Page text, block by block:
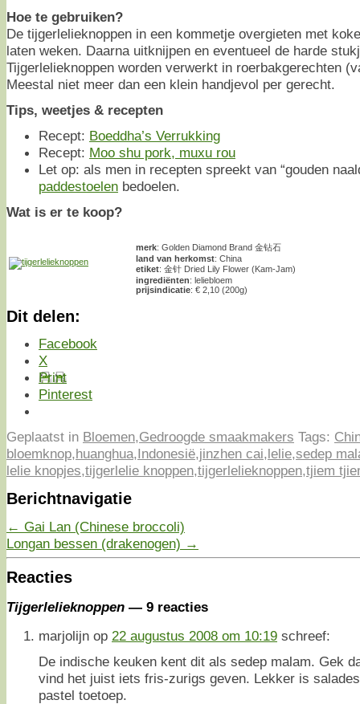
Hoe te gebruiken?
De tijgerlelieknoppen in een kommetje overgieten met
laten weken. Daarna uitknijpen en eventueel de harde
Tijgerlelieknoppen worden verwerkt in roerbakgerechten
Meestal niet meer dan een klein handjevol per gerecht.
Tips, weetjes & recepten
Recept: Boeddha’s Verrukking
Recept: Moo shu pork, muxu rou
Let op: als men in recepten spreekt van “gouden
paddestoelen bedoelen.
Wat is er te koop?
merk: Golden Diamond Brand 金钻石
land van herkomst: China
etiket: 金针 Dried Lily Flower (Kam-Jam)
ingrediënten: leliebloem
prijsindicatie: € 2,10 (200g)
Dit delen:
Facebook
X
Print
Pinterest
Geplaatst in Bloemen,Gedroogde smaakmakers Tags:
bloemknop,huanghua,Indonesië,jinzhen cai,lelie,sedep
lelie knopjes,tijgerlelie knoppen,tijgerlelieknoppen,tjiem
Berichtnavigatie
← Gai Lan (Chinese broccoli)
Longan bessen (drakenogen) →
Reacties
Tijgerlelieknoppen — 9 reacties
marjolijn op 22 augustus 2008 om 10:19 schreef:
De indische keuken kent dit als sedep malam. Gek
vind het juist iets fris-zurigs geven. Lekker is
pastel toetoep.